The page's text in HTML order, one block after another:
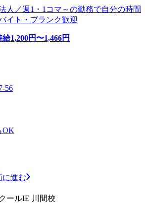
人／週1・1コマ～の勤務で自分の時間
イト・ブランク歓迎
給1,200円〜1,466円
56
OK
に進む
ールIE 川間校